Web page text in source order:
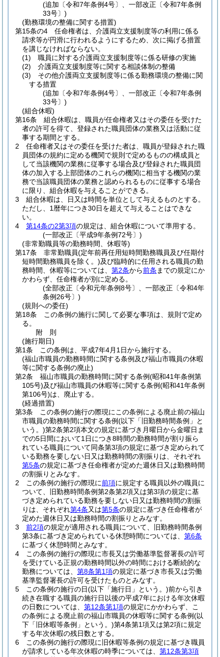
(追加〔令和7年条例4号〕、一部改正〔令和7年条例
33号〕)
(勤務環境の整備に関する措置)
第15条の4
任命権者は、介護両立支援制度等の利用に係る
請求等が円滑に行われるようにするため、次に掲げる措置
を講じなければならない。
(1)
職員に対する介護両立支援制度等に係る研修の実施
(2)
介護両立支援制度等に関する相談体制の整備
(3)
その他介護両立支援制度等に係る勤務環境の整備に関
する措置
(追加〔令和7年条例4号〕、一部改正〔令和7年条例
33号〕)
(組合休暇)
第16条
組合休暇は、職員が任命権者又はその委任を受けた
者の許可を得て、登録された職員団体の業務又は活動に従
事する期間とする。
2
任命権者又はその委任を受けた者は、職員が登録された職
員団体の規約に定める機関で規則で定めるものの構成員と
して当該機関の業務に従事する場合及び登録された職員団
体の加入する上部団体のこれらの機関に相当する機関の業
務で当該職員団体の業務と認められるものに従事する場合
に限り、組合休暇を与えることができる。
3
組合休暇は、日又は時間を単位として与えるものとする。
ただし、1暦年につき30日を超えて与えることはできな
い。
4
第14条の2第3項の規定は、組合休暇について準用する。
(一部改正〔平成9年条例72号〕)
(非常勤職員等の勤務時間、休暇等)
第17条
非常勤職員(定年前再任用短時間勤務職員及び任期付
短時間勤務職員を除く。)及び臨時的に任用される職員の勤
務時間、休暇等については、 第2条から前条 までの規定にか
かわらず、任命権者が別に定める。
(全部改正〔令和元年条例8号〕、一部改正〔令和4年
条例26号〕)
(規則への委任)
第18条
この条例の施行に関して必要な事項は、規則で定め
る。
附 則
(施行期日)
第1条
この条例は、平成7年4月1日から施行する。
(福山市職員の勤務時間に関する条例及び福山市職員の休暇
等に関する条例の廃止)
第2条
福山市職員の勤務時間に関する条例(昭和41年条例第
105号)及び福山市職員の休暇等に関する条例(昭和41年条例
第106号)は、廃止する。
(経過措置)
第3条
この条例の施行の際現にこの条例による廃止前の福山
市職員の勤務時間に関する条例(以下「旧勤務時間条例」と
いう。)第2条第2項本文の規定に基づき月曜日から金曜日ま
での5日間において1日につき8時間の勤務時間が割り振ら
れている職員について同条第3項の規定に基づき定められて
いる勤務を要しない日又は勤務時間の割振りは、それぞれ
第5条の規定に基づき任命権者が定めた週休日又は勤務時間
の割振りとみなす。
2
この条例の施行の際現に前項に規定する職員以外の職員に
ついて、旧勤務時間条例第2条第2項又は第3項の規定に基
づき定められている勤務を要しない日又は勤務時間の割振
りは、それぞれ第4条又は第5条の規定に基づき任命権者が
定めた週休日又は勤務時間の割振りとみなす。
3
前2項の規定が適用される職員について、旧勤務時間条例
第3条に基づき定められている休憩時間については、 第6条
に基づく休憩時間とみなす。
4
この条例の施行の際現に市長又は労働基準監督署長の許可
を受けている正規の勤務時間以外の時間における断続的な
勤務については、 第8条第1項の規定に基づき市長又は労働
基準監督署長の許可を受けたものとみなす。
5
この条例の施行の日(以下「施行日」という。)前から引き
続き在職する職員の施行日以後の平成7年における年次休暇
の日数については、 第12条第1項の規定にかかわらず、こ
の条例による廃止前の福山市職員の休暇等に関する条例(以
下「旧休暇等条例」という。)第4条第1項又は第2項に規定
する年次休暇の残日数とする。
6
この条例の施行の際現に旧休暇等条例の規定に基づき職員
が請求している年次休暇の時季については、 第12条第3項